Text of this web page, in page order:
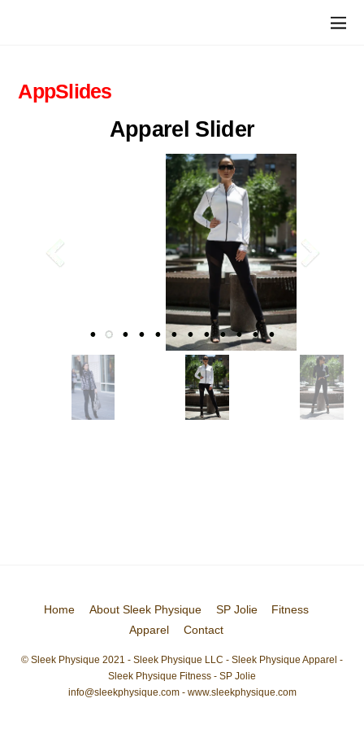
AppSlides
Apparel Slider
Home About Sleek Physique SP Jolie
Fitness
Apparel
Contact
© Sleek Physique 2021 - Sleek Physique LLC - Sleek Physique Apparel -
Sleek Physique Fitness - SP Jolie
info@sleekphysique.com - www.sleekphysique.com